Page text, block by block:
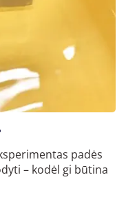
padės
– kodėl gi būtina